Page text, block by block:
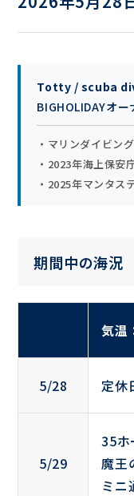
Totty / scuba
BIGHOLIDAYオ
・マリンダイビン
・2023年海上保安
・2025年マンタス
期間中の海況
気
5/28 定休
5/29
35ホ
魔王
ミニ